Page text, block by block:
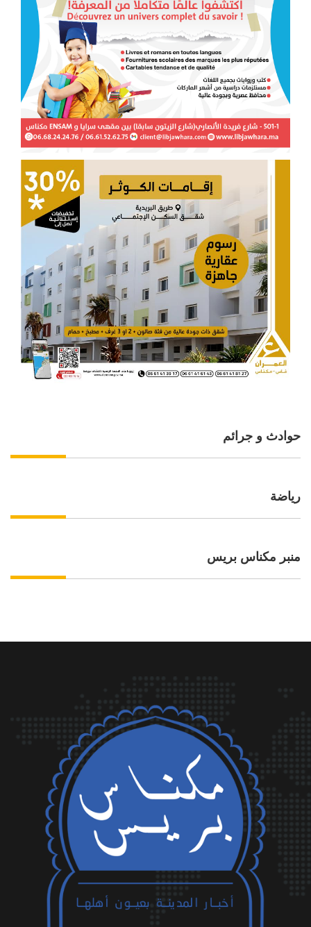
حوادث و جرائم
رياضة
منبر مكناس بريس